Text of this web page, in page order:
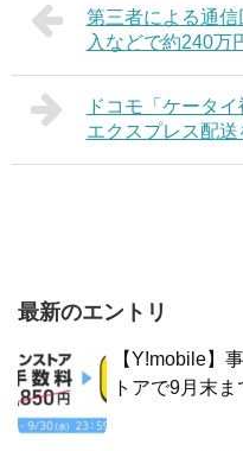
第三者による通
入などで約240万
ドコモ「ケータ
エクスプレス配送
最新のエントリ
【Y!mobile】
トアで9月末